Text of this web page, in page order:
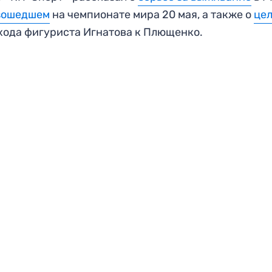
на чемпионате мира 20 мая, а также о
фигуриста Игнатова к Плющенко.